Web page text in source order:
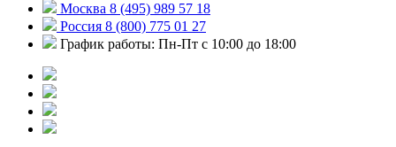
Москва 8 (495) 989 57 18
Россия 8 (800) 775 01 27
График работы: Пн-Пт с 10:00 до 18:00